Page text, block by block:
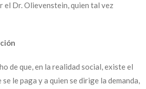
el Dr. Olievenstein, quien tal vez
de que, en la realidad social, existe el
le paga y a quien se dirige la demanda,